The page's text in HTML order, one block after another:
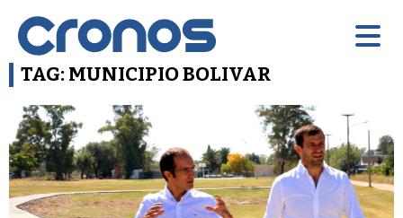
TAG: MUNICIPIO BOLIVAR